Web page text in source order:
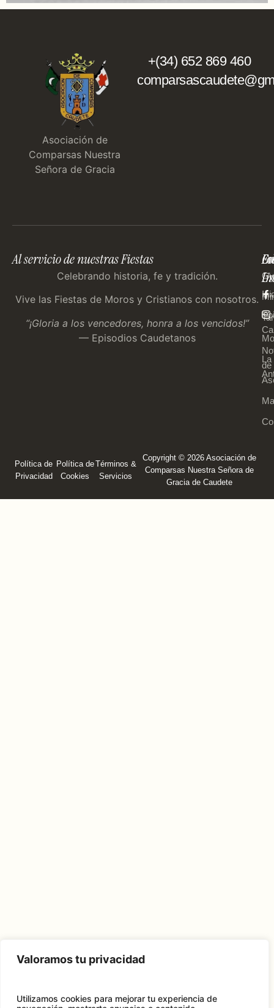
Valoramos tu privacidad
Utilizamos cookies para mejorar tu experiencia de
Asociación de
Comparsas Nuestra
Señora de Gracia
+(34) 652 869 460
Al servicio de nuestras Fiestas
Celebrando historia, fe y tradición.
Vive las Fiestas de Moros y Cristianos con nosotros.
“¡Gloria a los vencedores, honra a los vencidos!”
— Episodios Caudetanos
de
La
Us
Copyright © 2026 Asociación de
Comparsas Nuestra Señora de
Gracia de Caudete
Política de
Privacidad
Política de
Cookies
Términos &
Servicios